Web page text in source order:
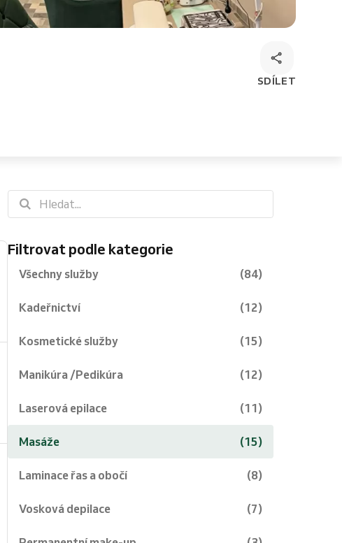
SDÍLET
Filtrovat podle kategorie
Všechny služby (84)
Kadeřnictví (12)
Kosmetické služby (15)
Manikúra /Pedikúra (12)
Laserová epilace (11)
Masáže (15)
Laminace řas a obočí (8)
Vosková depilace (7)